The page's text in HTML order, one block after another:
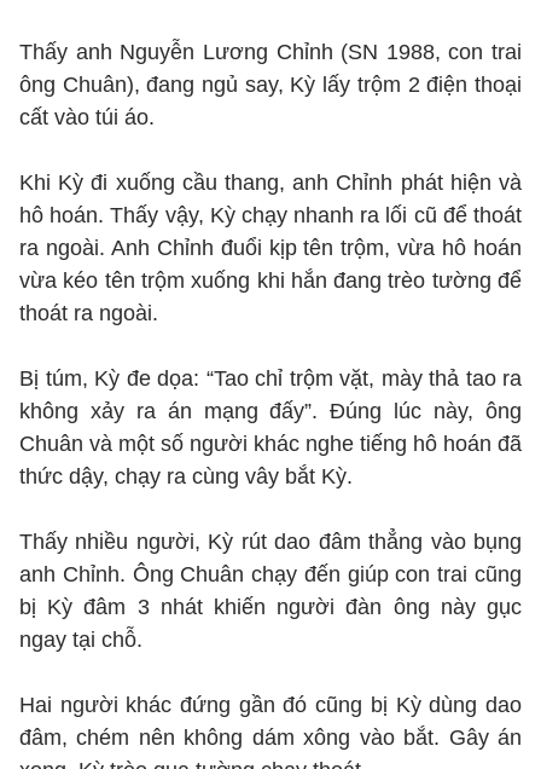
Thấy anh Nguyễn Lương Chỉnh (SN 1988, con trai
ông Chuân), đang ngủ say, Kỳ lấy trộm 2 điện thoại
cất vào túi áo.
Khi Kỳ đi xuống cầu thang, anh Chỉnh phát hiện và
hô hoán. Thấy vậy, Kỳ chạy nhanh ra lối cũ để thoát
ra ngoài. Anh Chỉnh đuổi kịp tên trộm, vừa hô hoán
vừa kéo tên trộm xuống khi hắn đang trèo tường để
thoát ra ngoài.
Bị túm, Kỳ đe dọa: “Tao chỉ trộm vặt, mày thả tao ra
không xảy ra án mạng đấy”. Đúng lúc này, ông
Chuân và một số người khác nghe tiếng hô hoán đã
thức dậy, chạy ra cùng vây bắt Kỳ.
Thấy nhiều người, Kỳ rút dao đâm thẳng vào bụng
anh Chỉnh. Ông Chuân chạy đến giúp con trai cũng
bị Kỳ đâm 3 nhát khiến người đàn ông này gục
ngay tại chỗ.
Hai người khác đứng gần đó cũng bị Kỳ dùng dao
đâm, chém nên không dám xông vào bắt. Gây án